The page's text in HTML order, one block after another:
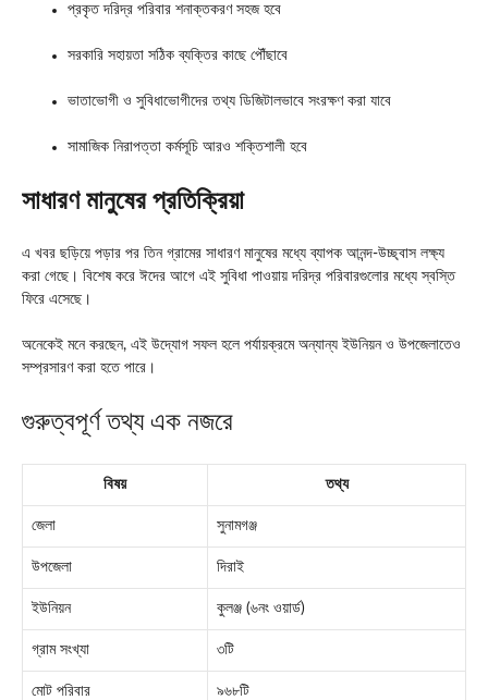
প্রকৃত দরিদ্র পরিবার শনাক্তকরণ সহজ হবে
সরকারি সহায়তা সঠিক ব্যক্তির কাছে পৌঁছাবে
ভাতাভোগী ও সুবিধাভোগীদের তথ্য ডিজিটালভাবে সংরক্ষণ করা যাবে
সামাজিক নিরাপত্তা কর্মসূচি আরও শক্তিশালী হবে
সাধারণ মানুষের প্রতিক্রিয়া
এ খবর ছড়িয়ে পড়ার পর তিন গ্রামের সাধারণ মানুষের মধ্যে ব্যাপক আনন্দ-উচ্ছ্বাস লক্ষ্য
করা গেছে। বিশেষ করে ঈদের আগে এই সুবিধা পাওয়ায় দরিদ্র পরিবারগুলোর মধ্যে স্বস্তি
ফিরে এসেছে।
অনেকেই মনে করছেন, এই উদ্যোগ সফল হলে পর্যায়ক্রমে অন্যান্য ইউনিয়ন ও উপজেলাতেও
সম্প্রসারণ করা হতে পারে।
গুরুত্বপূর্ণ তথ্য এক নজরে
বিষয় তথ্য
জেলা সুনামগঞ্জ
উপজেলা দিরাই
ইউনিয়ন কুলঞ্জ (৬নং ওয়ার্ড)
গ্রাম সংখ্যা ৩টি
মোট পরিবার ৯৬৮টি